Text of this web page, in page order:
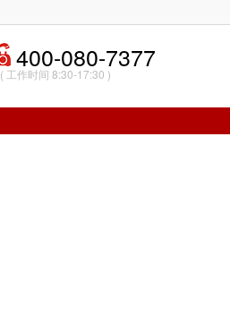
400-080-7377
( 工作时间 8:30-17:30 )